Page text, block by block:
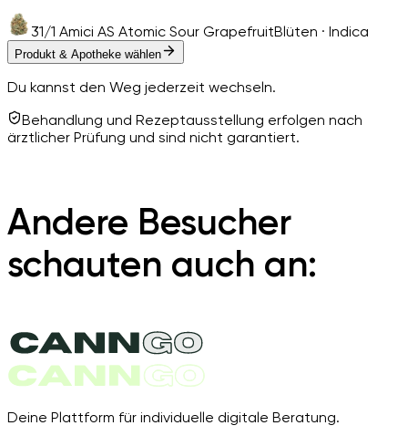
31/1 Amici AS Atomic Sour GrapefruitBlüten · Indica
Produkt & Apotheke wählen
Du kannst den Weg jederzeit wechseln.
Behandlung und Rezeptausstellung erfolgen nach
ärztlicher Prüfung und sind nicht garantiert.
Andere Besucher
schauten auch an:
Deine Plattform für individuelle digitale Beratung.